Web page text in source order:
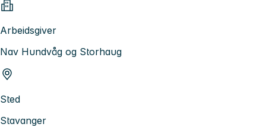
Arbeidsgiver
Nav Hundvåg og Storhaug
Sted
Stavanger